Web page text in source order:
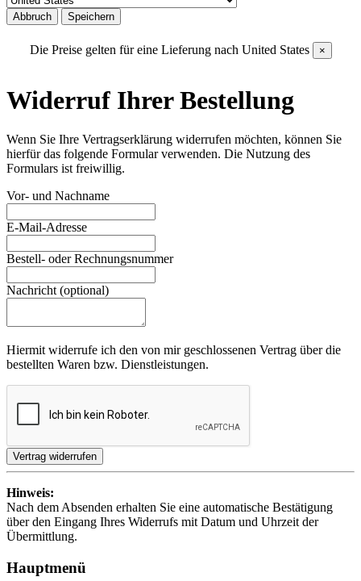
Abbruch Speichern
Die Preise gelten für eine Lieferung nach United States ×
Widerruf Ihrer Bestellung
Wenn Sie Ihre Vertragserklärung widerrufen möchten, können Sie
hierfür das folgende Formular verwenden. Die Nutzung des
Formulars ist freiwillig.
Vor- und Nachname
E-Mail-Adresse
Bestell- oder Rechnungsnummer
Nachricht (optional)
Hiermit widerrufe ich den von mir geschlossenen Vertrag über die
bestellten Waren bzw. Dienstleistungen.
Hinweis:
Nach dem Absenden erhalten Sie eine automatische Bestätigung
über den Eingang Ihres Widerrufs mit Datum und Uhrzeit der
Übermittlung.
Hauptmenü